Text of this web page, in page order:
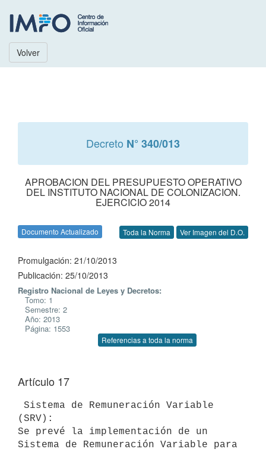
Volver
Decreto N° 340/013
APROBACION DEL PRESUPUESTO OPERATIVO
DEL INSTITUTO NACIONAL DE COLONIZACION.
EJERCICIO 2014
Documento Actualizado Toda la Norma Ver Imagen del D.O.
Promulgación: 21/10/2013
Publicación: 25/10/2013
Registro Nacional de Leyes y Decretos:
Tomo: 1
Semestre: 2
Año: 2013
Página: 1553
Referencias a toda la norma
Artículo 17
(SRV):
Se prevé la implementación de un
Sistema de Remuneración Variable para